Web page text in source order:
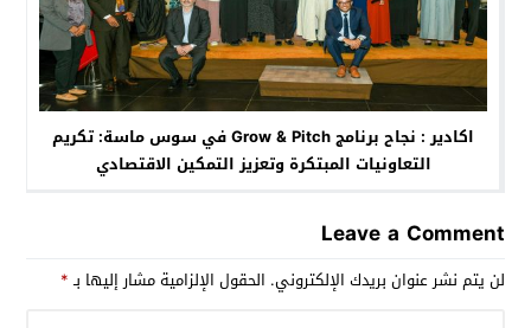
اكادير : نجاح برنامج Grow & Pitch في سوس ماسة: تكريم
التعاونيات المبتكرة وتعزيز التمكين الاقتصادي
Leave a Comment
لن يتم نشر عنوان بريدك الإلكتروني. الحقول الإلزامية مشار إليها بـ*